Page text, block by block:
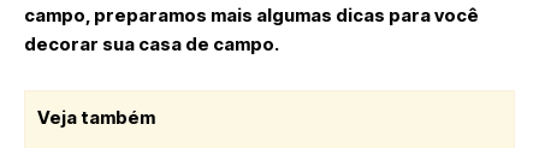
campo, preparamos mais algumas dicas para você
decorar sua casa de campo.
Veja também